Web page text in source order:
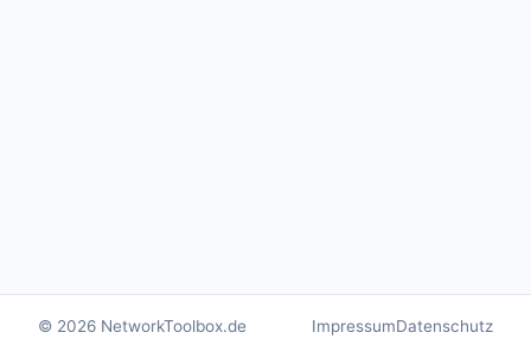
© 2026 NetworkToolbox.de ImpressumDatenschutz